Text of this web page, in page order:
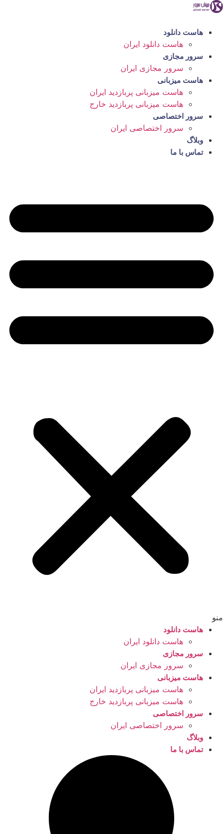
پرش
محتوا
هاست دانلود
هاست دانلود ایران
سرور مجازی
سرور مجازی ایران
هاست میزبانی
هاست میزبانی پربازدید ایران
هاست میزبانی پربازدید خارج
سرور اختصاصی
سرور اختصاصی ایران
وبلاگ
تماس با ما
منو
هاست دانلود
هاست دانلود ایران
سرور مجازی
سرور مجازی ایران
هاست میزبانی
هاست میزبانی پربازدید ایران
هاست میزبانی پربازدید خارج
سرور اختصاصی
سرور اختصاصی ایران
وبلاگ
تماس با ما